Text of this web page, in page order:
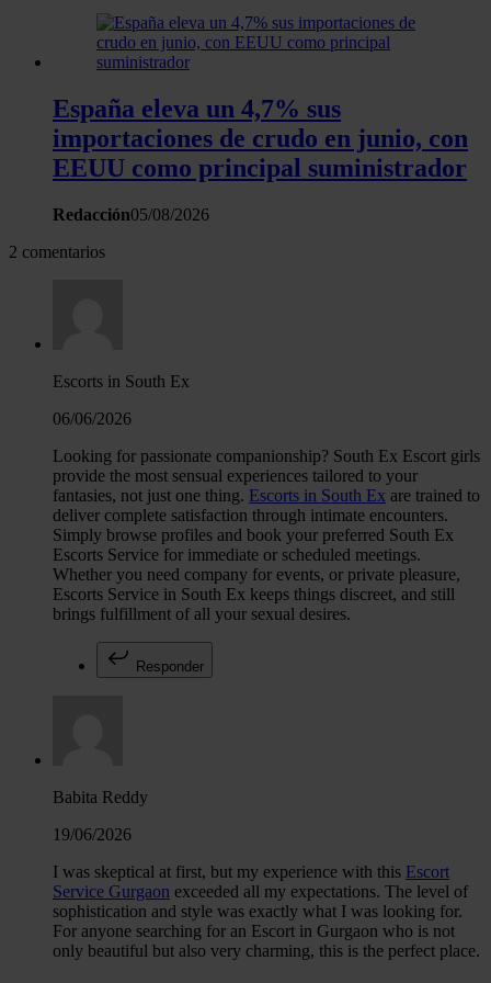
Las cookies de este sitio web se usan para personalizar el
contenido y los anuncios, ofrecer funciones de redes
uso que haga del sitio web con nuestros partners de redes
sociales, publicidad y análisis web, quienes pueden
con otra información que les haya proporcionado o que
España eleva un 4,7% sus
importaciones de crudo en junio, con
EEUU como principal suministrador
Redacción05/08/2026
2 comentarios
Escorts in South Ex
06/06/2026
Looking for passionate companionship? South Ex Escort girls
provide the most sensual experiences tailored to your
fantasies, not just one thing. Escorts in South Ex are trained to
deliver complete satisfaction through intimate encounters.
Simply browse profiles and book your preferred South Ex
Escorts Service for immediate or scheduled meetings.
Whether you need company for events, or private pleasure,
Escorts Service in South Ex keeps things discreet, and still
brings fulfillment of all your sexual desires.
Responder
Babita Reddy
19/06/2026
I was skeptical at first, but my experience with this Escort
Service Gurgaon exceeded all my expectations. The level of
sophistication and style was exactly what I was looking for.
For anyone searching for an Escort in Gurgaon who is not
only beautiful but also very charming, this is the perfect place.